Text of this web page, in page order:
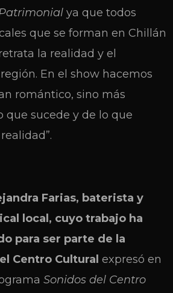
ya que todos
que se forman en Chillán
la realidad y el
En el show hacemos
romántico, sino más
que sucede y de lo que
Farias, baterista y
local, cuyo trabajo ha
para ser parte de la
Centro Cultural expresó en
Sonidos del Centro